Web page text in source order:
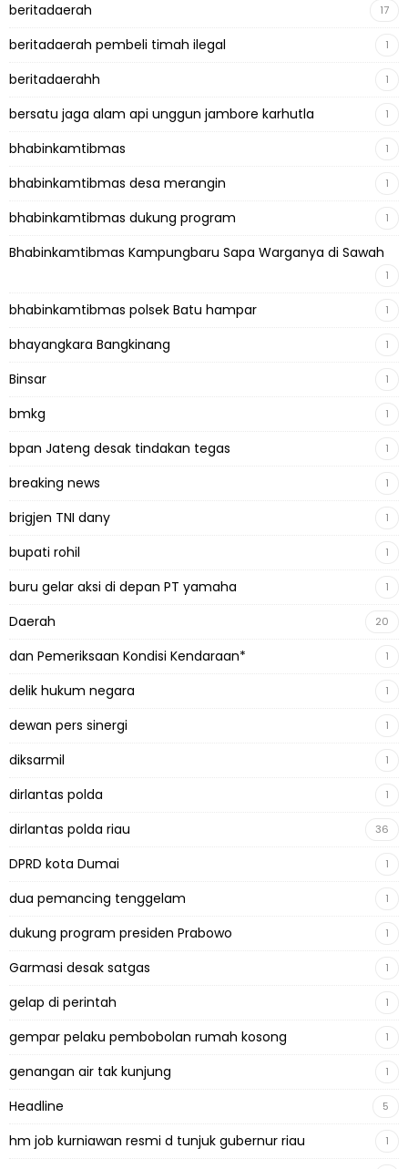
beritadaerah 17
beritadaerah pembeli timah ilegal 1
beritadaerahh 1
bersatu jaga alam api unggun jambore karhutla 1
bhabinkamtibmas 1
bhabinkamtibmas desa merangin 1
bhabinkamtibmas dukung program 1
Bhabinkamtibmas Kampungbaru Sapa Warganya di Sawah
1
bhabinkamtibmas polsek Batu hampar 1
bhayangkara Bangkinang 1
Binsar 1
bmkg 1
bpan Jateng desak tindakan tegas 1
breaking news 1
brigjen TNI dany 1
bupati rohil 1
buru gelar aksi di depan PT yamaha 1
Daerah 20
dan Pemeriksaan Kondisi Kendaraan* 1
delik hukum negara 1
dewan pers sinergi 1
diksarmil 1
dirlantas polda 1
dirlantas polda riau 36
DPRD kota Dumai 1
dua pemancing tenggelam 1
dukung program presiden Prabowo 1
Garmasi desak satgas 1
gelap di perintah 1
gempar pelaku pembobolan rumah kosong 1
genangan air tak kunjung 1
Headline 5
hm job kurniawan resmi d tunjuk gubernur riau 1